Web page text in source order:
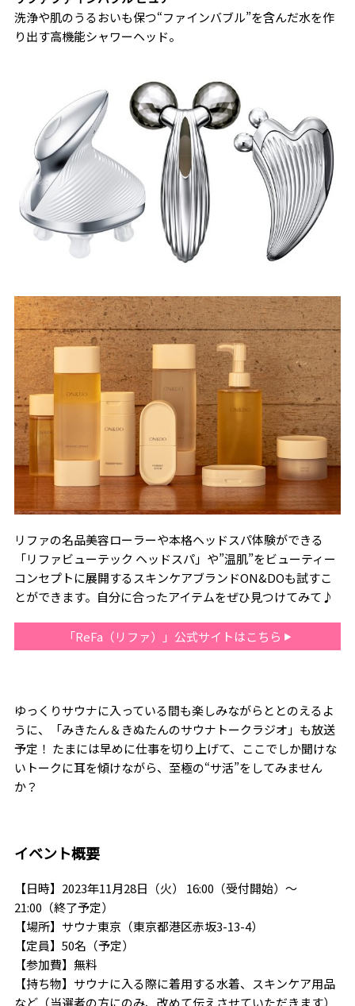
洗浄や肌のうるおいも保つ“ファインバブル”を含んだ水を作
り出す高機能シャワーヘッド。
リファの名品美容ローラーや本格ヘッドスパ体験ができる
「リファビューテック ヘッドスパ」や”温肌”をビューティー
コンセプトに展開するスキンケアブランドON&DOも試すこ
とができます。自分に合ったアイテムをぜひ見つけてみて♪
「ReFa（リファ）」公式サイトはこちら
ゆっくりサウナに入っている間も楽しみながらととのえるよ
うに、「みきたん＆きぬたんのサウナトークラジオ」も放送
予定！ たまには早めに仕事を切り上げて、ここでしか聞けな
いトークに耳を傾けながら、至極の“サ活”をしてみません
か？
イベント概要
【日時】2023年11月28日（火） 16:00（受付開始）～
21:00（終了予定）
【場所】サウナ東京（東京都港区赤坂3-13-4）
【定員】50名（予定）
【参加費】無料
【持ち物】サウナに入る際に着用する水着、スキンケア用品
など（当選者の方にのみ、改めて伝えさせていただきます）